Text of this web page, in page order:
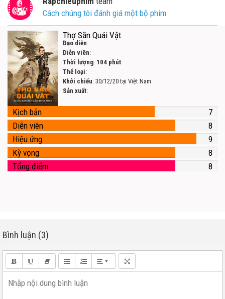
Cách chúng tôi đánh giá một bộ phim
Thợ Săn Quái Vật
Đạo diễn:
Diễn viên:
Thời lượng: 104 phút
Thể loại:
Khởi chiếu: 30/12/20 tại Việt Nam
Sản xuất:
Kịch bản
7
Diễn viên
8
Hiệu ứng
9
Kỳ vọng
8
Tổng điểm
8
Bình luận (3)
Nhập nội dung bình luận